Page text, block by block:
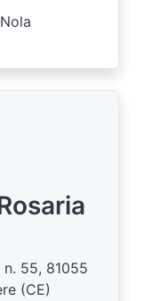
55, 81055
(CE)